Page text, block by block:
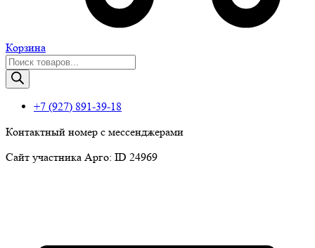
Корзина
Поиск
товаров
+7 (927) 891-39-18
Контактный номер с мессенджерами
Сайт участника Арго: ID 24969